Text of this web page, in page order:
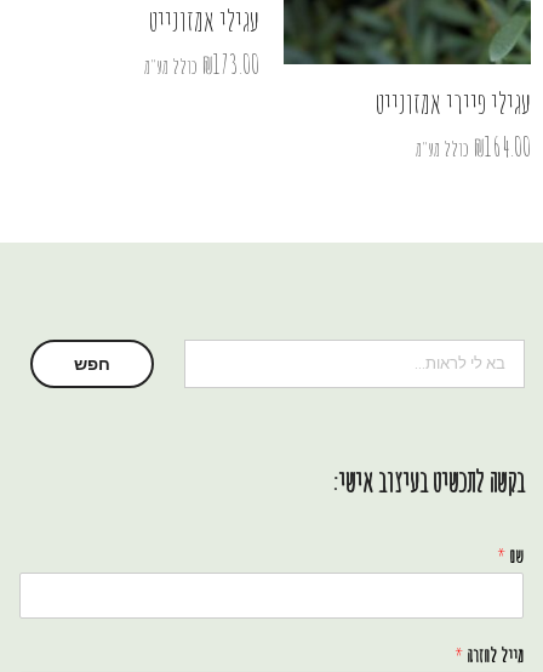
עגילי פיירי אמזונייט
₪164.00 כולל מע"מ
עגילי אמזונייט
₪173.00 כולל מע"מ
חיפוש חפש
בקשה לתכשיט בעיצוב אישי:
שם *
מייל לחזרה *